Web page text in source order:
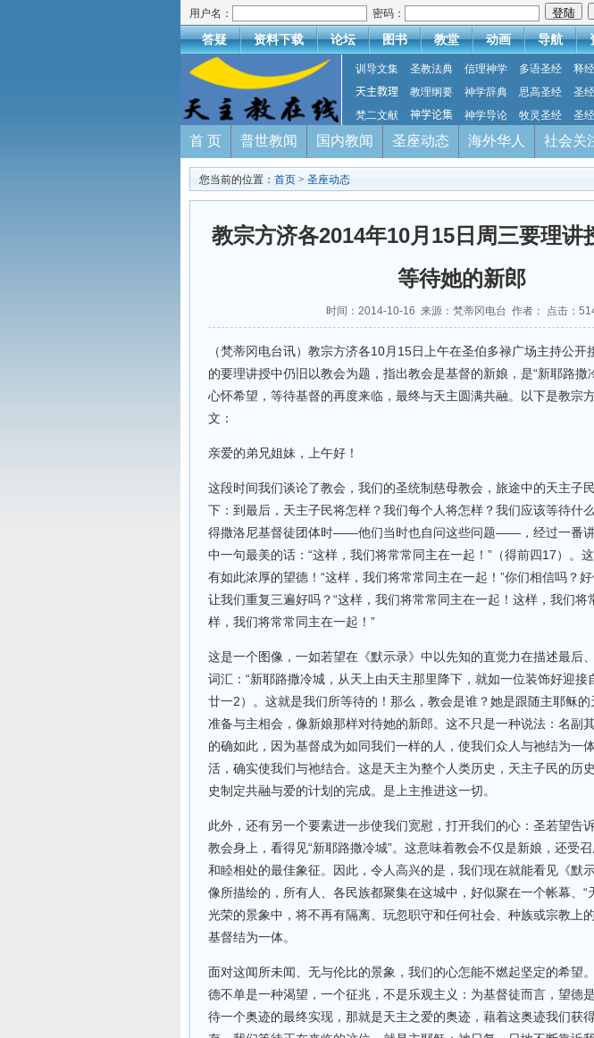
用户名： 密码：
答疑 资料下载 论坛 图书 教堂 动画 导航
训导文集 圣教法典 信理神学 多语圣经 释
天主教理
教理纲要 神学辞典 思高圣经 圣
梵二文献
神学论集 神学导论 牧灵圣经 圣
首 页 普世教闻 国内教闻 圣座动态 海外华人 社会关
您当前的位置： 首页 > 圣座动态
教宗方济各2014年10月15日周三要理讲
等待她的新郎
时间：2014-10-16 来源：梵蒂冈电台 作者： 点击：
（梵蒂冈电台讯）教宗方济各10月15日上午在圣伯多禄广场主持公开
的要理讲授中仍旧以教会为题，指出教会是基督的新娘，是“新耶路撒
心怀希望，等待基督的再度来临，最终与天主圆满共融。以下是教宗
文：
亲爱的弟兄姐妹，上午好！
这段时间我们谈论了教会，我们的圣统制慈母教会，旅途中的天主子
下：到最后，天主子民将怎样？我们每个人将怎样？我们应该等待什
得撒洛尼基督徒团体时——他们当时也自问这些问题——，经过一番讲
中一句最美的话：“这样，我们将常常同主在一起！”（得前四17）。
有如此浓厚的望德！“这样，我们将常常同主在一起！”你们相信吗？
让我们重复三遍好吗？“这样，我们将常常同主在一起！这样，我们将
样，我们将常常同主在一起！”
这是一个图像，一如若望在《默示录》中以先知的直觉力在描述最后
词汇：“新耶路撒冷城，从天上由天主那里降下，就如一位装饰好迎接
廿一2）。这就是我们所等待的！那么，教会是谁？她是跟随主耶稣
准备与主相会，像新娘那样对待她的新郎。这不只是一种说法：名副
的确如此，因为基督成为如同我们一样的人，使我们众人与祂结为一
活，确实使我们与祂结合。这是天主为整个人类历史，天主子民的历
史制定共融与爱的计划的完成。是上主推进这一切。
此外，还有另一个要素进一步使我们宽慰，打开我们的心：圣若望告
教会身上，看得见“新耶路撒冷城”。这意味着教会不仅是新娘，还受
和睦相处的最佳象征。因此，令人高兴的是，我们现在就能看见《默
像所描绘的，所有人、各民族都聚集在这城中，好似聚在一个帐幕、“
光荣的景象中，将不再有隔离、玩忽职守和任何社会、种族或宗教上
基督结为一体。
面对这闻所未闻、无与伦比的景象，我们的心怎能不燃起坚定的希望
德不单是一种渴望，一个征兆，不是乐观主义：为基督徒而言，望德
待一个奥迹的最终实现，那就是天主之爱的奥迹，藉着这奥迹我们获